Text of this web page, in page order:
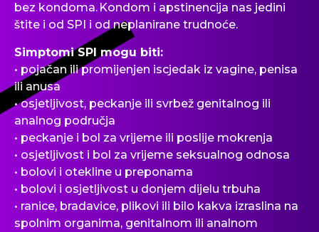
bez kondoma. Kondom i apstinencija nas jedini
štite i od SPI i od neplanirane trudnoće.
Simptomi SPI mogu biti:
• pojačan ili promijenjen iscjedak iz vagine, penisa
ili anusa
• osjetljivost, peckanje ili svrbež genitalnog ili
analnog područja
• peckanje i bol za vrijeme ili poslije mokrenja
• osjetljivost i bol za vrijeme seksualnog odnosa
• bolovi i otekline u preponama
• bolovi i osjetljivost u donjem dijelu trbuha
• ranice, bradavice, plikovi ili bilo kakva izraslina na
spolnim organima, genitalnom ili analnom